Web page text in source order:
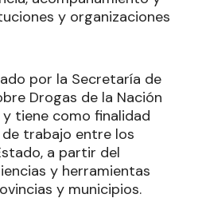
y organizaciones
por la Secretaría de
Drogas de la Nación
tiene como finalidad
trabajo entre los
a partir del
y herramientas
y municipios.